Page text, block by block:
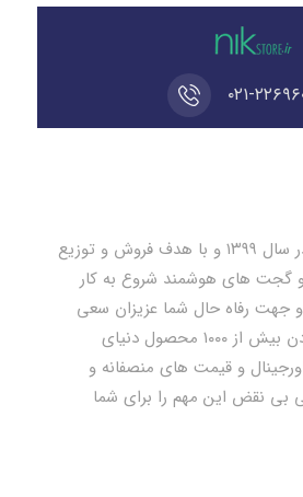
۲۲۶۹۶۰۰۷
فروشگاه نیک استور در سال ۱۳۹۹ و با هدف فروش و توزیع
گجت های هوشمند شروع به کار
جهت رفاه حال شما عزیزان سعی
کرده ایم با موجود کردن بیش از ۱۰۰۰ محصول دنیای
و قیمت های منصفانه و
بی نقض این مهم را برای شما